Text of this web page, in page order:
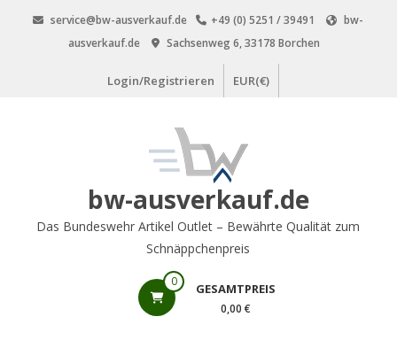
service@bw-ausverkauf.de +49 (0) 5251 / 39491
bw-
ausverkauf.de
Sachsenweg 6, 33178 Borchen
Login/Registrieren EUR(€)
bw-ausverkauf.de
Das Bundeswehr Artikel Outlet – Bewährte Qualität zum
Schnäppchenpreis
0 GESAMTPREIS
0,00 €